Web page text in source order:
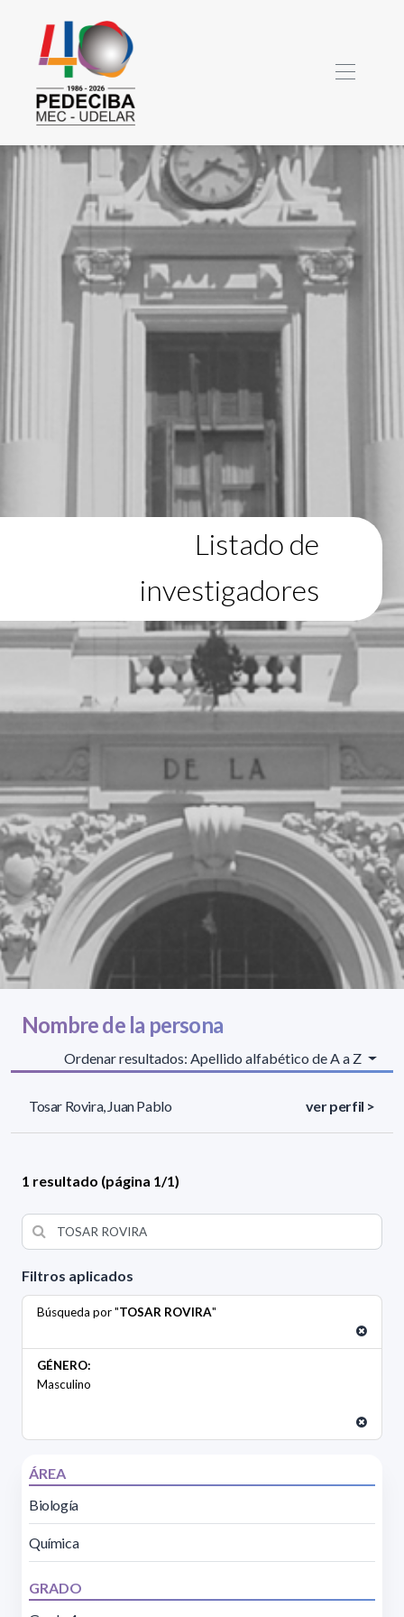
Listado de
investigadores
Filtros aplicados
Búsqueda por "TOSAR ROVIRA"
GÉNERO:
Masculino
ÁREA
Biología
Química
GRADO
Nombre de la persona
Ordenar resultados: Apellido alfabético de A a Z
Tosar Rovira, Juan Pablo ver perfil >
1 resultado (página 1/1)